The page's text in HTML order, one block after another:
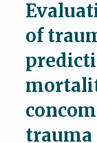
of
trauma